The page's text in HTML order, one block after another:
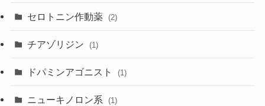
セロトニン作動薬 (2)
チアゾリジン (1)
ドパミンアゴニスト (1)
ニューキノロン系 (1)